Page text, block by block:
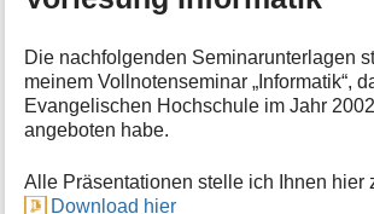
Die nachfolgenden Seminarunterlagen
meinem Vollnotenseminar „Informatik“,
Evangelischen Hochschule im Jahr
angeboten habe.
Alle Präsentationen stelle ich Ihnen hier
Download hier